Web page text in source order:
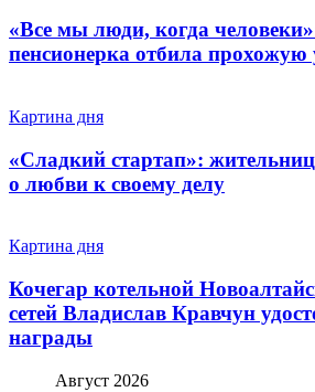
«Все мы люди, когда
пенсионерка отбила прохожую
Картина дня
«Сладкий стартап»:
о любви к своему делу
Картина дня
Кочегар котельной
сетей Владислав Кравчун
награды
Август 2026